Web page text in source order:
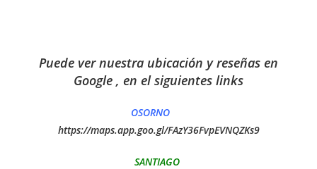
Puede ver nuestra ubicación y reseñas en
Google , en el siguientes links
OSORNO
https://maps.app.goo.gl/FAzY36FvpEVNQZKs9
SANTIAGO